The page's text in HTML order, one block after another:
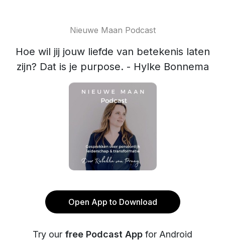
Nieuwe Maan Podcast
Hoe wil jij jouw liefde van betekenis laten
zijn? Dat is je purpose. - Hylke Bonnema
Open App to Download
Try our free Podcast App for Android